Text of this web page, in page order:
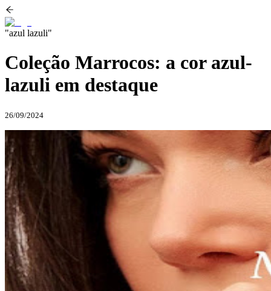
"azul lazuli"
Coleção Marrocos: a cor azul-
lazuli em destaque
26/09/2024